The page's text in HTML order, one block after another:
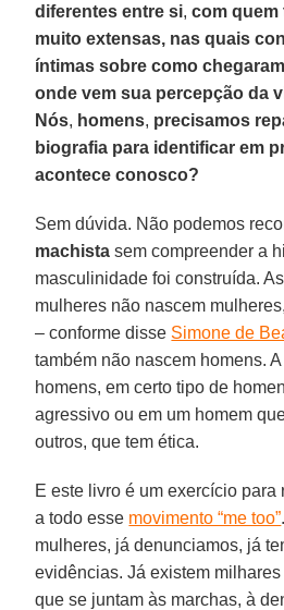
diferentes entre si, com quem
muito extensas, nas quais
íntimas sobre como
onde vem sua percepção da
Nós, homens, precisamos
biografia para identificar em
acontece conosco?
Sem dúvida. Não podemos
machista sem compreender a
masculinidade foi construída.
mulheres não nascem
– conforme disse Simone de
também não nascem homens.
homens, em certo tipo de
agressivo ou em um homem
outros, que tem ética.
E este livro é um exercício para
a todo esse movimento “me too”
mulheres, já denunciamos, já
evidências. Já existem
que se juntam às marchas, à